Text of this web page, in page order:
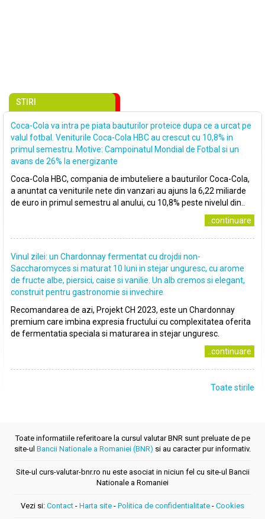
STIRI
Coca-Cola va intra pe piata bauturilor proteice dupa ce a urcat pe
valul fotbal. Veniturile Coca-Cola HBC au crescut cu 10,8% in
primul semestru. Motive: Campoinatul Mondial de Fotbal si un
avans de 26% la energizante
Coca-Cola HBC, compania de imbuteliere a bauturilor Coca-Cola,
a anuntat ca veniturile nete din vanzari au ajuns la 6,22 miliarde
de euro in primul semestru al anului, cu 10,8% peste nivelul din..
..continuare
Vinul zilei: un Chardonnay fermentat cu drojdii non-
Saccharomyces si maturat 10 luni in stejar unguresc, cu arome
de fructe albe, piersici, caise si vanilie. Un alb cremos si elegant,
construit pentru gastronomie si invechire
Recomandarea de azi, Projekt CH 2023, este un Chardonnay
premium care imbina expresia fructului cu complexitatea oferita
de fermentatia speciala si maturarea in stejar unguresc.
..continuare
Toate stirile
Toate informatiile referitoare la cursul valutar BNR sunt preluate de pe
site-ul Bancii Nationale a Romaniei (BNR) si au caracter pur informativ.
Site-ul curs-valutar-bnr.ro nu este asociat in niciun fel cu site-ul Bancii
Nationale a Romaniei
Vezi si: Contact - Harta site - Politica de confidentialitate - Cookies